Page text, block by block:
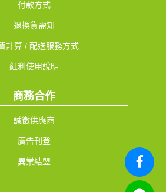
付款方式
退換貨需知
計算 / 配送服務方式
紅利使用說明
商務合作
誠徵供應商
廣告刊登
異業結盟